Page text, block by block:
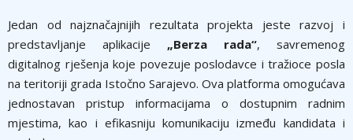
Jedan od najznačajnijih rezultata projekta jeste razvoj i
predstavljanje aplikacije „Berza rada“, savremenog
digitalnog rješenja koje povezuje poslodavce i tražioce posla
na teritoriji grada Istočno Sarajevo. Ova platforma omogućava
jednostavan pristup informacijama o dostupnim radnim
mjestima, kao i efikasniju komunikaciju između kandidata i